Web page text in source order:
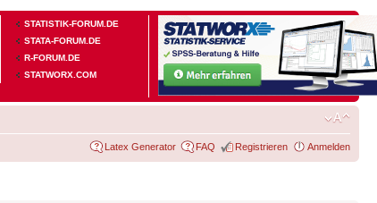
STATISTIK-FORUM.DE
STATA-FORUM.DE
R-FORUM.DE
STATWORX.COM
Latex Generator FAQ Registrieren Anmelden